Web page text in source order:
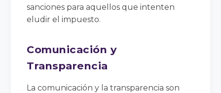
sanciones para aquellos que intenten
eludir el impuesto.
Comunicación y
Transparencia
La comunicación y la transparencia son